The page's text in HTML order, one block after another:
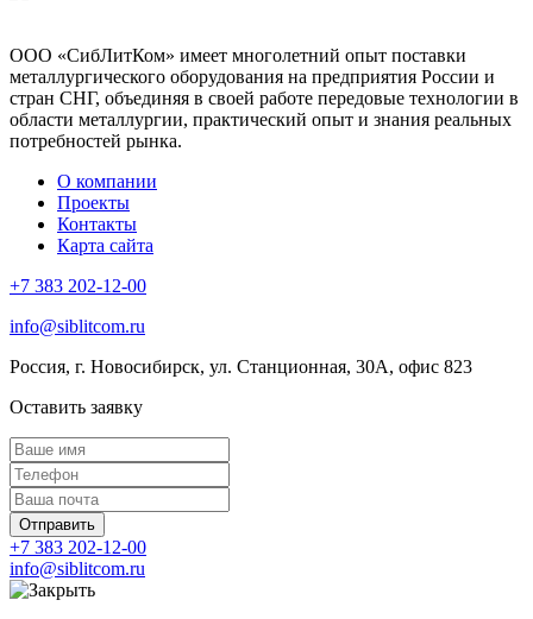
ООО «СибЛитКом» имеет многолетний опыт поставки
металлургического оборудования на предприятия России и
стран СНГ, объединяя в своей работе передовые технологии в
области металлургии, практический опыт и знания реальных
потребностей рынка.
О компании
Проекты
Контакты
Карта сайта
+7 383 202-12-00
info@siblitcom.ru
Россия, г. Новосибирск, ул. Станционная, 30А, офис 823
Оставить заявку
Отправить
+7 383 202-12-00
info@siblitcom.ru